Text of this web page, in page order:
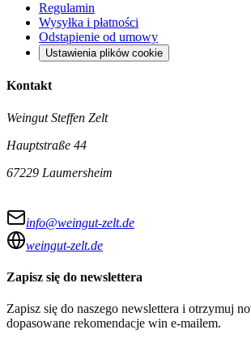
Regulamin
Wysyłka i płatności
Odstąpienie od umowy
Ustawienia plików cookie
Kontakt
Weingut Steffen Zelt
Hauptstraße 44
67229 Laumersheim
info@weingut-zelt.de
weingut-zelt.de
Zapisz się do newslettera
Zapisz się do naszego newslettera i otrzymuj
dopasowane rekomendacje win e-mailem.